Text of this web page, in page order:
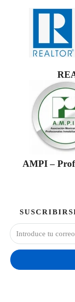
AMPI –